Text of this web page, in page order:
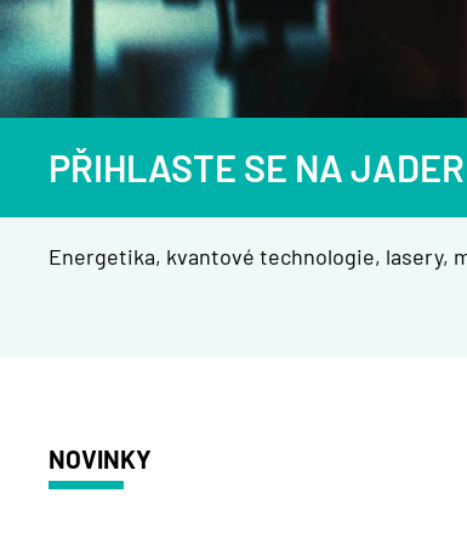
PŘIHLASTE SE NA
Energetika, kvantové technologie, lasery,
NOVINKY